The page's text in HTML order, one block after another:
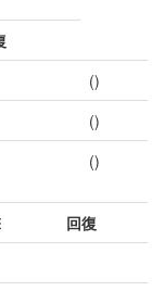
()
()
()
回復